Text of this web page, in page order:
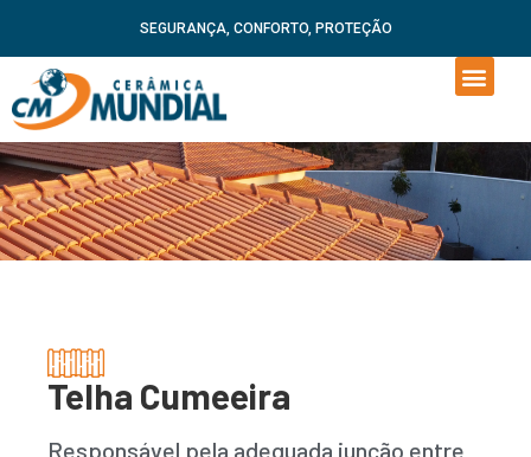
SEGURANÇA, CONFORTO, PROTEÇÃO
Telha Cumeeira
Responsável pela adequada junção entre